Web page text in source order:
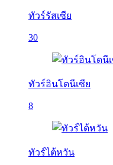
ทัวร์รัสเซีย
30
ทัวร์อินโดนีเซีย
8
ทัวร์ไต้หวัน